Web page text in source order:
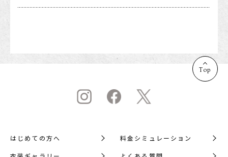
子供の写真撮影・スタジオフォト
Top
はじめての方へ 料金シミュレーション